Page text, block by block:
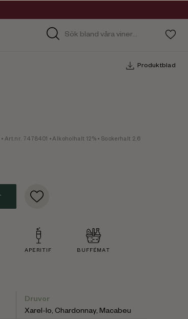
Produktblad
• Art.nr. 7478401 • Alkoholhalt 12%• Sockerhalt 2,6
APERITIF BUFFÉMAT
Druvor
Xarel-lo, Chardonnay, Macabeu